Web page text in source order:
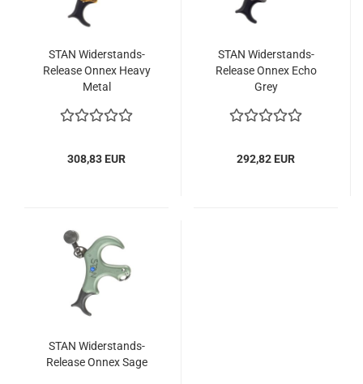
STAN Widerstands-
Release Onnex Heavy
Metal
308,83 EUR
STAN Widerstands-
Release Onnex Echo
Grey
292,82 EUR
STAN Widerstands-
Release Onnex Sage